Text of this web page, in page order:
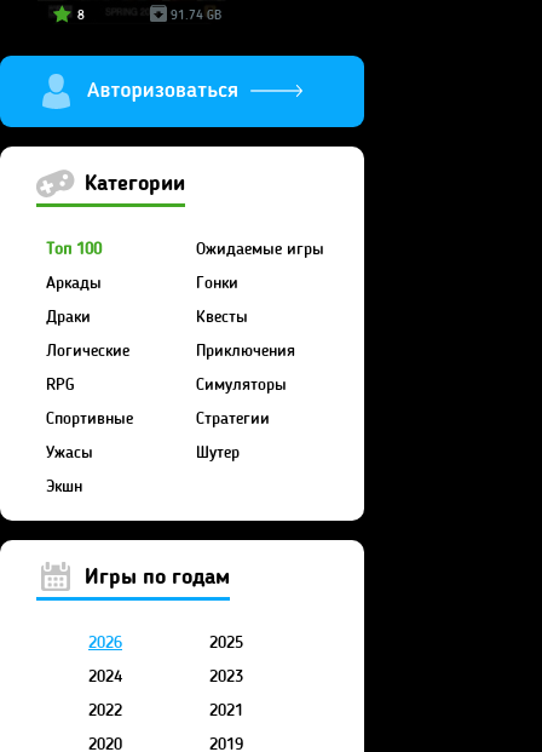
8 91.74 GB
Категории
Топ 100
Ожидаемые игры
Аркады
Гонки
Драки
Квесты
Логические
Приключения
RPG
Симуляторы
Спортивные
Стратегии
Ужасы
Шутер
Экшн
Игры по годам
2026
2025
2024
2023
2022
2021
2020
2019